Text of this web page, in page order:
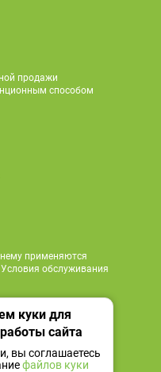
продажи
способом
применяются
обслуживания
18 18
сетях
куки для
сайта
вы соглашаетесь
файлов куки